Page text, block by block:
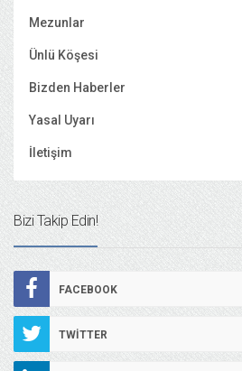
Mezunlar
Ünlü Köşesi
Bizden Haberler
Yasal Uyarı
İletişim
Bizi Takip Edin!
FACEBOOK
TWITTER